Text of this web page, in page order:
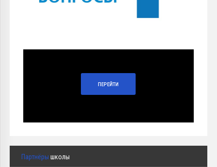
ПЕРЕЙТИ
Партнёры школы